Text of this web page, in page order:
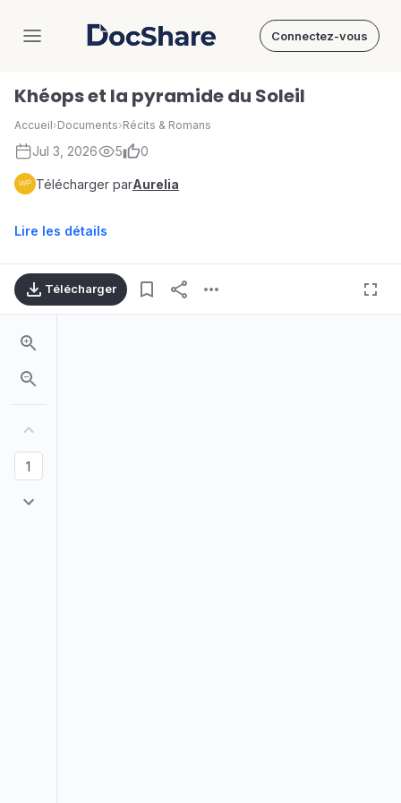
DocShare Connectez-vous
Khéops et la pyramide du Soleil
Accueil›Documents›Récits & Romans
Jul 3, 2026 5 0
Télécharger parAurelia
Lire les détails
Télécharger